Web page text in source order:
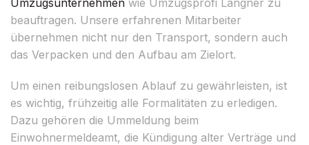
beauftragen. Unsere erfahrenen Mitarbeiter
übernehmen nicht nur den Transport, sondern auch
das Verpacken und den Aufbau am Zielort.
Um einen reibungslosen Ablauf zu gewährleisten, ist
es wichtig, frühzeitig alle Formalitäten zu erledigen.
Dazu gehören die Ummeldung beim
Einwohnermeldeamt, die Kündigung alter Verträge und